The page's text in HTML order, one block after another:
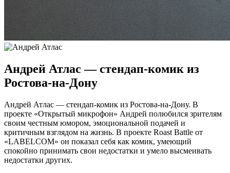
Андрей Атлас — стендап-комик из
Ростова-на-Дону
Андрей Атлас — стендап-комик из Ростова-на-Дону. В
проекте «Открытый микрофон» Андрей полюбился зрителям
своим честным юмором, эмоциональной подачей и
критичным взглядом на жизнь. В проекте Roast Battle от
«LABELCOM» он показал себя как комик, умеющий
спокойно принимать свои недостатки и умело высмеивать
недостатки других.